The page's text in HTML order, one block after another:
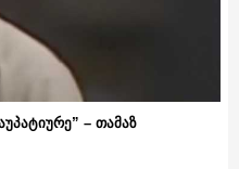
– თამაზ